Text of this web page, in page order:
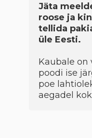
Jäta
roose ja
tellida
üle Eesti.
Kaubale on
poodi ise
poe
aegadel